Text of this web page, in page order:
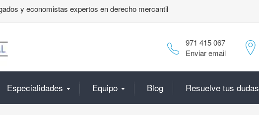
y economistas expertos en derecho mercantil
971 415 067
Enviar email
Especialidades Equipo Blog Resuelve tus dudas